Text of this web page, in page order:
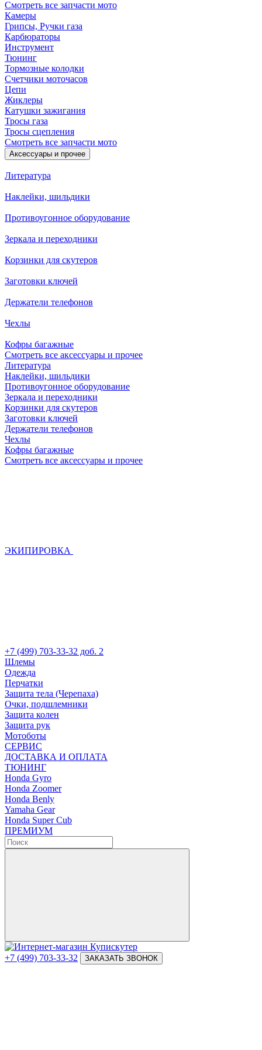
Смотреть все запчасти мото
Камеры
Грипсы, Ручки газа
Карбюраторы
Инструмент
Тюнинг
Тормозные колодки
Счетчики моточасов
Цепи
Жиклеры
Катушки зажигания
Тросы газа
Тросы сцепления
Смотреть все запчасти мото
Аксессуары и прочее
Литература
Наклейки, шильдики
Противоугонное оборудование
Зеркала и переходники
Корзинки для скутеров
Заготовки ключей
Держатели телефонов
Чехлы
Кофры багажные
Смотреть все аксессуары и прочее
Литература
Наклейки, шильдики
Противоугонное оборудование
Зеркала и переходники
Корзинки для скутеров
Заготовки ключей
Держатели телефонов
Чехлы
Кофры багажные
Смотреть все аксессуары и прочее
ЭКИПИРОВКА
+7 (499) 703-33-32 доб. 2
Шлемы
Одежда
Перчатки
Защита тела (Черепаха)
Очки, подшлемники
Защита колен
Защита рук
Мотоботы
СЕРВИС
ДОСТАВКА И ОПЛАТА
ТЮНИНГ
Honda Gyro
Honda Zoomer
Honda Benly
Yamaha Gear
Honda Super Cub
ПРЕМИУМ
+7 (499) 703-33-32 ЗАКАЗАТЬ ЗВОНОК